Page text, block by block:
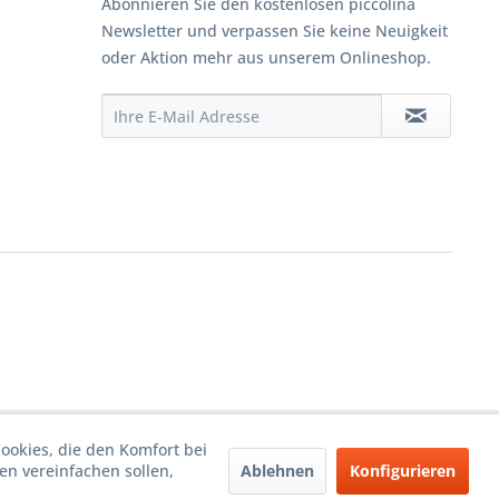
Newsletter und verpassen Sie keine Neuigkeit
oder Aktion mehr aus unserem Onlineshop.
die den Komfort bei
vereinfachen sollen,
Ablehnen Konfigurieren